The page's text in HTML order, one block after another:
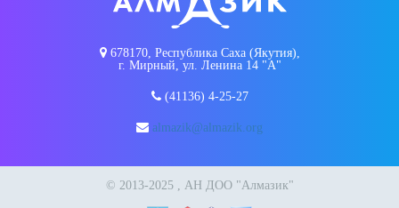
678170, Республика Саха (Якутия),
г. Мирный, ул. Ленина 14 "А"
(41136) 4-25-27
almazik@almazik.org
© 2013-2025 , АН ДОО "Алмазик"